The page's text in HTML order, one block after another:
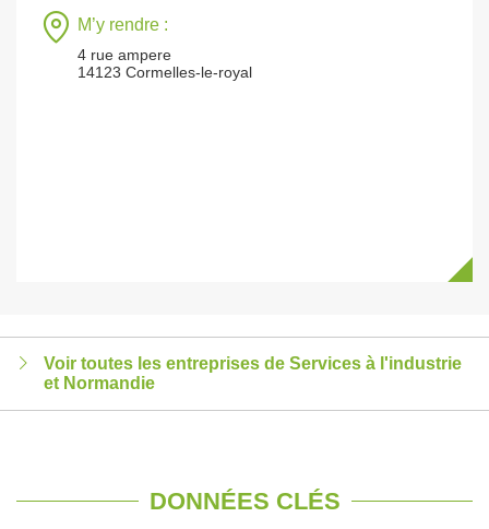
M’y rendre :
4 rue ampere
14123 Cormelles-le-royal
Voir toutes les entreprises de Services à l'industrie
et Normandie
DONNÉES CLÉS